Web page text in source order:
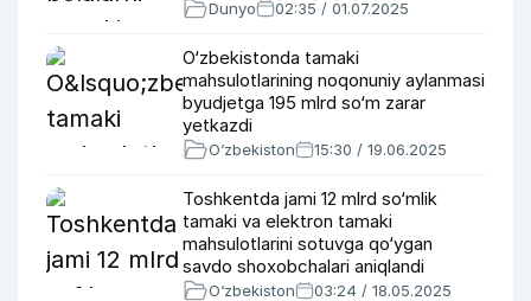
Dunyo 02:35 / 01.07.2025
O‘zbekistonda tamaki
mahsulotlarining noqonuniy aylanmasi
byudjetga 195 mlrd so‘m zarar
yetkazdi
O‘zbekiston 15:30 / 19.06.2025
Toshkentda jami 12 mlrd so‘mlik
tamaki va elektron tamaki
mahsulotlarini sotuvga qo‘ygan
savdo shoxobchalari aniqlandi
O‘zbekiston 03:24 / 18.05.2025